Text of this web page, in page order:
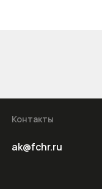
Контакты
ak@fchr.ru